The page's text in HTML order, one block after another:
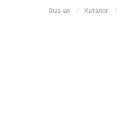
Главная Каталог